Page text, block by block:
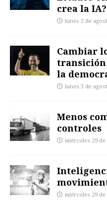
crea la IA?
lunes 3 de
Cambiar
la
lunes 3 de
Menos
controles
miércoles 29
miércoles 29